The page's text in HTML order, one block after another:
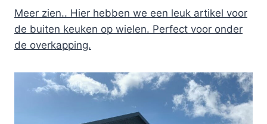
Meer zien.. Hier hebben we een leuk artikel voor
de buiten keuken op wielen. Perfect voor onder
de overkapping.